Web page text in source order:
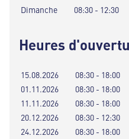
Dimanche
08:30 - 12:30
Heures
15.08.2026
08:30 - 18:00
01.11.2026
08:30 - 18:00
11.11.2026
08:30 - 18:00
20.12.2026
08:30 - 12:30
24.12.2026
08:30 - 18:00